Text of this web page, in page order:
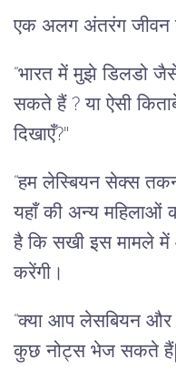
एक अलग अंतरंग जीवन
“भारत में मुझे डिलडो
सकते हैं ? या ऐसी
दिखाएँ?"
“हम लेस्बियन सेक्स
यहाँ की अन्य महिलाओं
है कि सखी इस मामले में
करेंगी।
“क्या आप लेसबियन और
कुछ नोट्स भेज सकते